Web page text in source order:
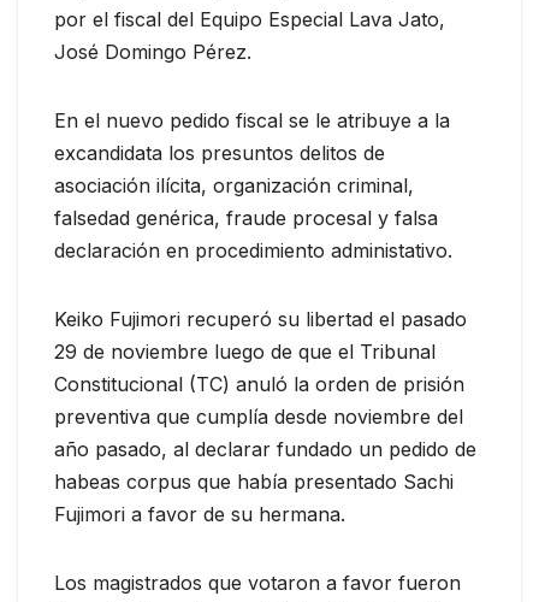
por el fiscal del Equipo Especial Lava Jato,
José Domingo Pérez.
En el nuevo pedido fiscal se le atribuye a la
excandidata los presuntos delitos de
asociación ilícita, organización criminal,
falsedad genérica, fraude procesal y falsa
declaración en procedimiento administativo.
Keiko Fujimori recuperó su libertad el pasado
29 de noviembre luego de que el Tribunal
Constitucional (TC) anuló la orden de prisión
preventiva que cumplía desde noviembre del
año pasado, al declarar fundado un pedido de
habeas corpus que había presentado Sachi
Fujimori a favor de su hermana.
Los magistrados que votaron a favor fueron